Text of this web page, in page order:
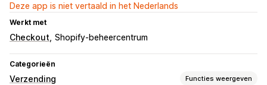
Deze app is niet vertaald in het Nederlands
Werkt met
Checkout Shopify-beheercentrum
Categorieën
Verzending Functies weergeven